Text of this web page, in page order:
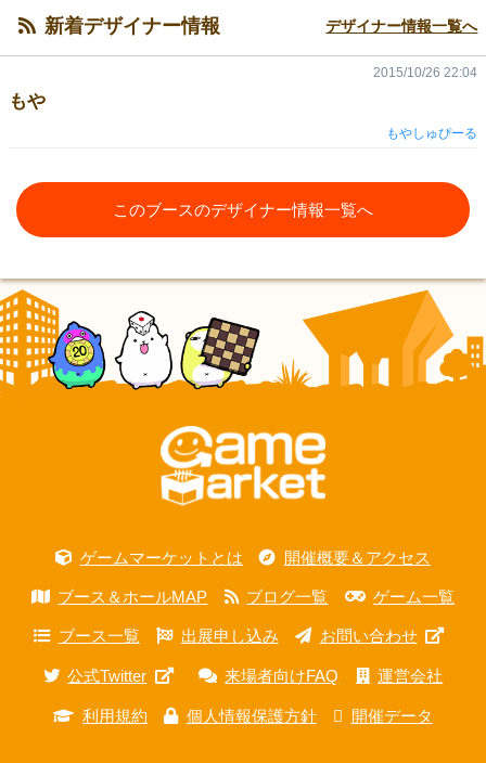
新着デザイナー情報 デザイナー情報一覧へ
もや
2015/10/26 22:04
もやしゅぴーる
このブースのデザイナー情報一覧へ
ゲームマーケットとは 開催概要＆アクセス
ブース＆ホールMAP ブログ一覧 ゲーム一覧
ブース一覧 出展申し込み お問い合わせ
公式Twitter 来場者向けFAQ 運営会社
利用規約 個人情報保護方針 開催データ